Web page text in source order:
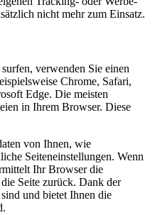
nicht mehr zum Einsatz.
verwenden Sie einen
Chrome, Safari,
Edge. Die meisten
in Ihrem Browser. Diese
von Ihnen, wie
Seiteneinstellungen. Wenn
Ihr Browser die
Seite zurück. Dank der
und bietet Ihnen die